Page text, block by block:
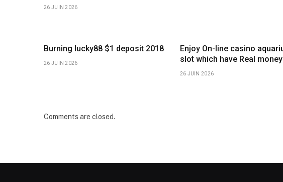
26 JUIN 2026
Burning lucky88 $1 deposit 2018
26 JUIN 2026
Enjoy On-line casino
slot which have Real money
26 JUIN 2026
Comments are closed.